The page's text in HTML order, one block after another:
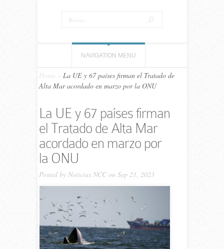
NAVIGATION MENU
Home
La UE y 67 países firman el Tratado de
Alta Mar acordado en marzo por la ONU
La UE y 67 países firman
el Tratado de Alta Mar
acordado en marzo por
la ONU
Posted by Noticias NCCon Sep 21, 2023